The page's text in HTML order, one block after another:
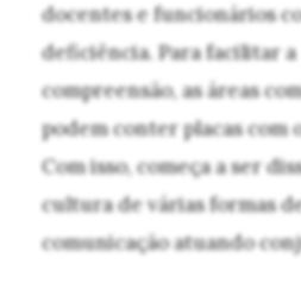
docentes e funcionários
deficiência. Para facilitar a
compreensão, as áreas
podem conter placas com
Com isso, começa a ser
cultura de várias formas
comunicação atuando